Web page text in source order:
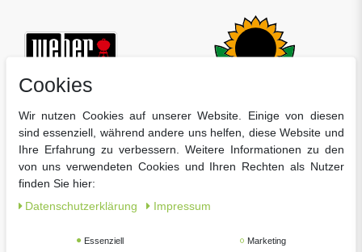
Cookies
Wir nutzen Cookies auf unserer Website. Einige von diesen
sind essenziell, während andere uns helfen, diese Website und
Ihre Erfahrung zu verbessern. Weitere Informationen zu den
von uns verwendeten Cookies und Ihren Rechten als Nutzer
finden Sie hier:
Daten­schutz­erklärung
Impressum
Essenziell Marketing